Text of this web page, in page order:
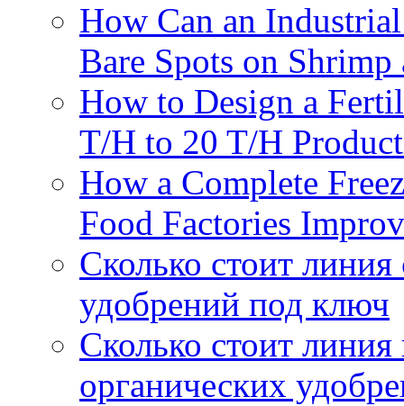
How Can an
Bare Spots on Shrimp
How to Design a
T/H to 20 T/H
How a Complete
Food Factories
Сколько стоит
удобрений под ключ
Сколько стоит
органических